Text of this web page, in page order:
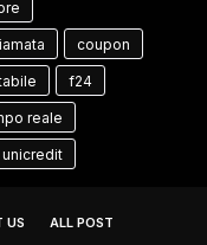
coupon
f24
reale
unicredit
US ALL POST